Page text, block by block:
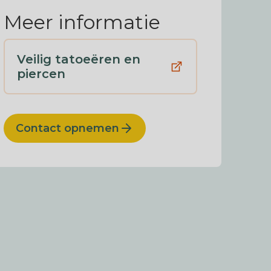
Meer informatie
Veilig tatoeëren en
piercen
Contact opnemen